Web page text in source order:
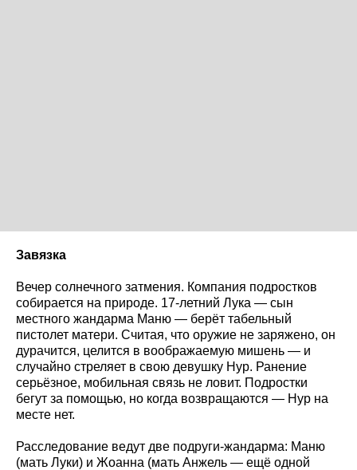
Завязка
Вечер солнечного затмения. Компания подростков
собирается на природе. 17-летний Лука — сын
местного жандарма Маню — берёт табельный
пистолет матери. Считая, что оружие не заряжено, он
дурачится, целится в воображаемую мишень — и
случайно стреляет в свою девушку Нур. Ранение
серьёзное, мобильная связь не ловит. Подростки
бегут за помощью, но когда возвращаются — Нур на
месте нет.
Расследование ведут две подруги-жандарма: Маню
(мать Луки) и Жоанна (мать Анжель — ещё одной